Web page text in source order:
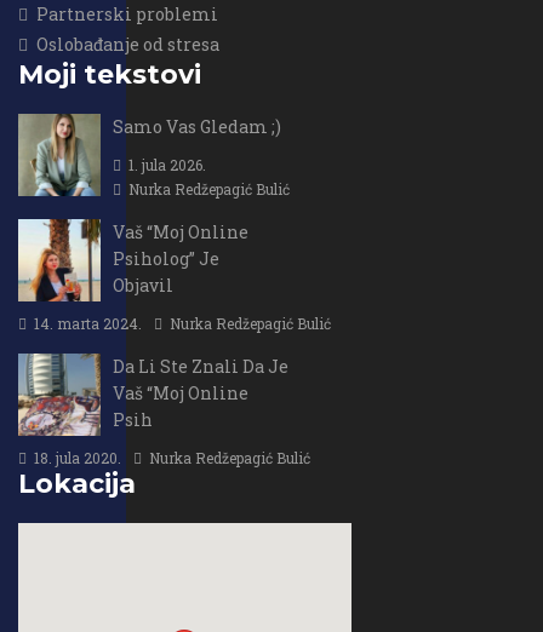
Partnerski problemi
Oslobađanje od stresa
Moji tekstovi
Samo Vas Gledam ;)
1. jula 2026.
Nurka Redžepagić Bulić
Vaš “Moj Online
Psiholog” Je
Objavil
14. marta 2024. Nurka Redžepagić Bulić
Da Li Ste Znali Da Je
Vaš “Moj Online
Psih
18. jula 2020. Nurka Redžepagić Bulić
Lokacija